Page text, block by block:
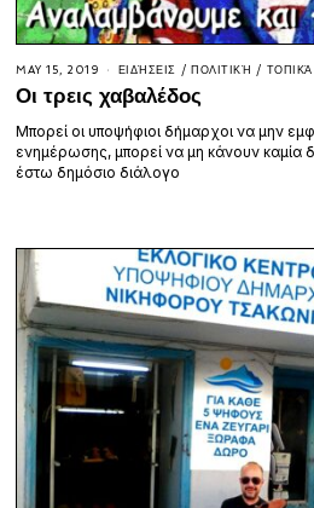
MAY 15, 2019 ΕΙΔΉΣΕΙΣ / ΠΟΛΙΤΙΚΉ / ΤΟΠΙΚΆ
Οι τρεις χαβαλέδος
Μπορεί οι υποψήφιοι δήμαρχοι να μην
ενημέρωσης, μπορεί να μη κάνουν καμία
έστω δημόσιο διάλογο